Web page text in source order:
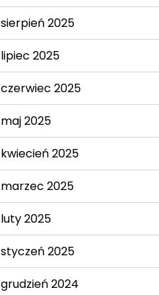
sierpień 2025
lipiec 2025
czerwiec 2025
maj 2025
kwiecień 2025
marzec 2025
luty 2025
styczeń 2025
grudzień 2024